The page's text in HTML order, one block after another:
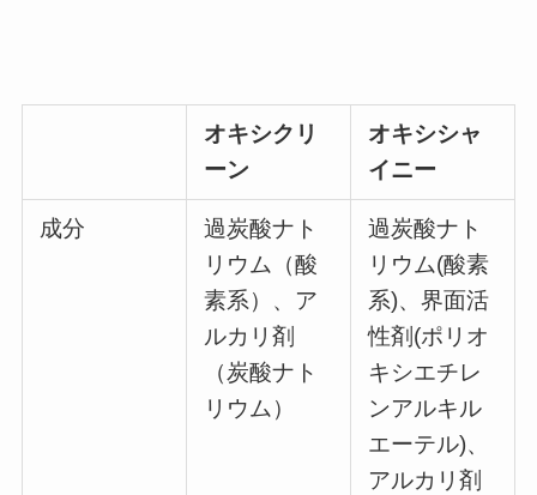
オキシクリ
ーン
オキシシャ
イニー
成分
過炭酸ナト
リウム（酸
素系）、ア
ルカリ剤
（炭酸ナト
リウム）
過炭酸ナト
リウム(酸素
系)、界面活
性剤(ポリオ
キシエチレ
ンアルキル
エーテル)、
アルカリ剤